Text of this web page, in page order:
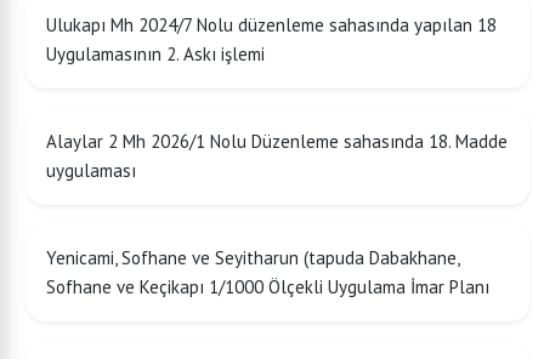
Ulukapı Mh 2024/7 Nolu düzenleme sahasında yapılan 18
Uygulamasının 2. Askı işlemi
Alaylar 2 Mh 2026/1 Nolu Düzenleme sahasında 18. Madde
uygulaması
Yenicami, Sofhane ve Seyitharun (tapuda Dabakhane,
Sofhane ve Keçikapı 1/1000 Ölçekli Uygulama İmar Planı